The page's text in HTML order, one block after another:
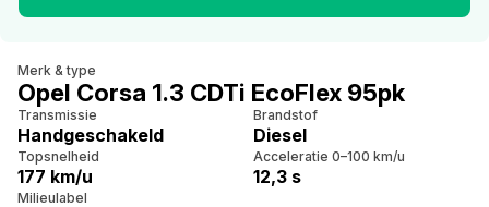
Merk & type
Opel Corsa 1.3 CDTi EcoFlex 95pk
Transmissie
Handgeschakeld
Brandstof
Diesel
Topsnelheid
177 km/u
Acceleratie 0–100 km/u
12,3 s
Milieulabel